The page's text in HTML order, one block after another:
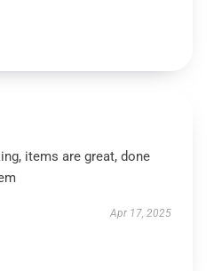
items are great, done
Apr 17, 2025